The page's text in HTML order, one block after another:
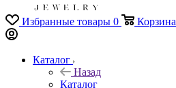
Избранные товары 0 Корзина
Каталог
Назад
Каталог